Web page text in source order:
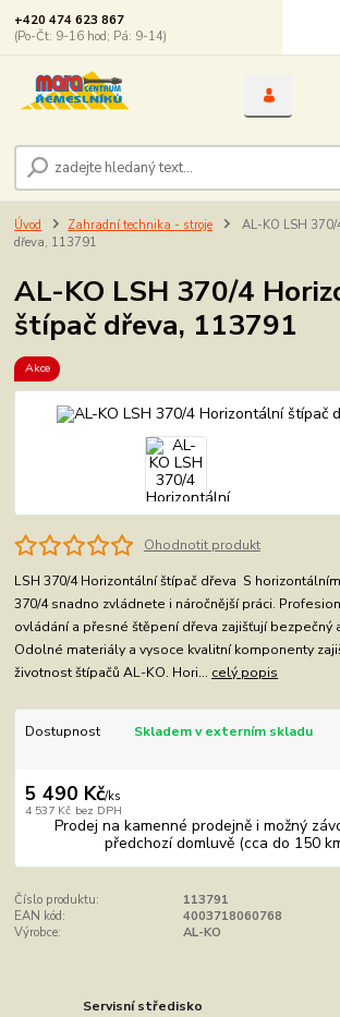
+420 474 623 867
(Po-Čt: 9-16 hod; Pá: 9-14)
Úvod Zahradní technika - stroje
AL-KO LSH
dřeva, 113791
AL-KO LSH 370/4
štípač dřeva, 113791
Akce
Ohodnotit produkt
LSH 370/4 Horizontální štípač dřeva S
370/4 snadno zvládnete i náročnější práci.
ovládání a přesné štěpení dřeva zajišťují bezpečný
Odolné materiály a vysoce kvalitní komponenty
životnost štípačů AL-KO. Hori... celý popis
Dostupnost Skladem v externím skladu
5 490 Kč/ks
4 537 Kč bez DPH
Prodej na kamenné prodejně i možný
předchozí domluvě (cca do 150
Číslo produktu:
113791
EAN kód:
4003718060768
Výrobce:
AL-KO
Servisní středisko